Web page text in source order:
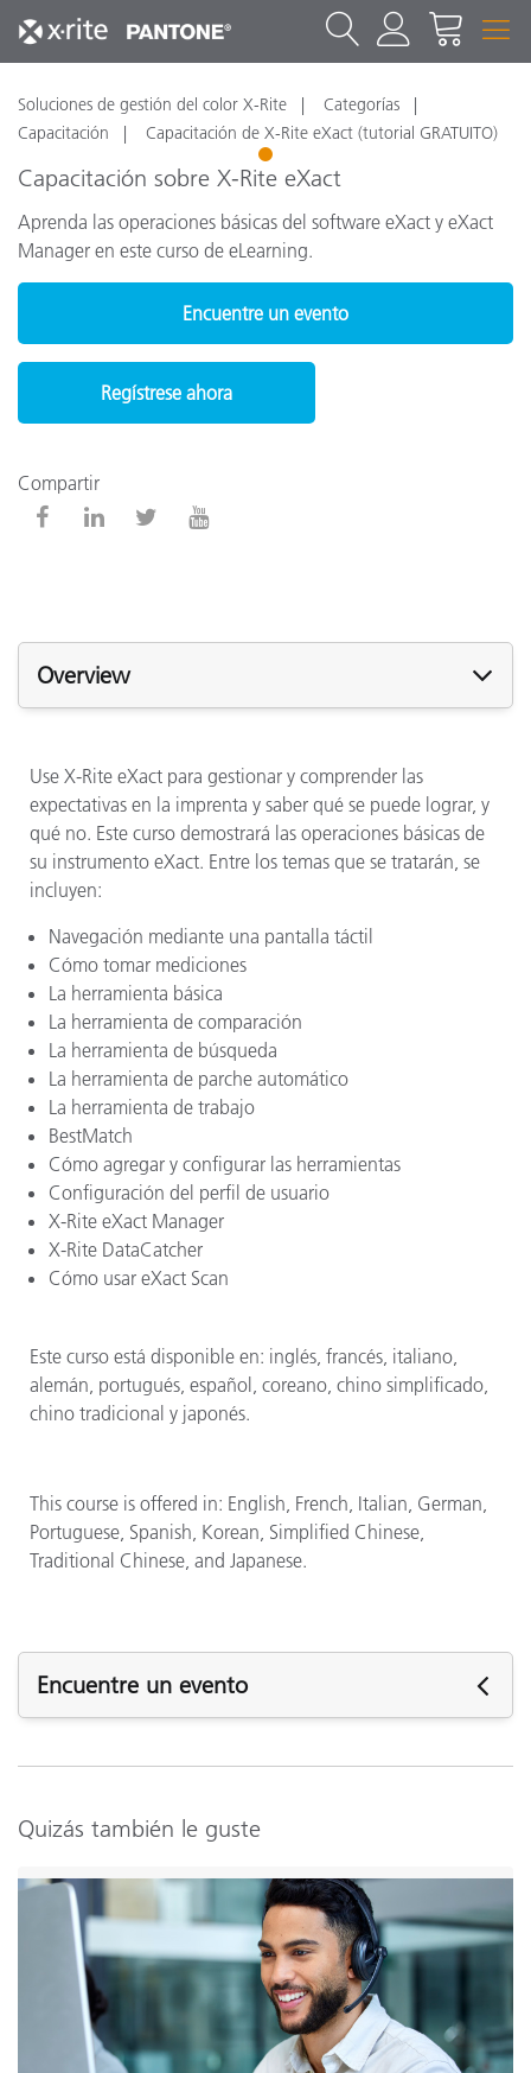
Soluciones de gestión del color X-Rite
Categorías
Capacitación
Capacitación de X-Rite eXact (tutorial GRATUITO)
1
Capacitación sobre X-Rite eXact
Aprenda las operaciones básicas del software eXact y eXact
Manager en este curso de eLearning.
Encuentre un evento
Regístrese ahora
Compartir
Overview
Use X-Rite eXact para gestionar y comprender las
expectativas en la imprenta y saber qué se puede lograr, y
qué no. Este curso demostrará las operaciones básicas de
su instrumento eXact. Entre los temas que se tratarán, se
incluyen:
Navegación mediante una pantalla táctil
Cómo tomar mediciones
La herramienta básica
La herramienta de comparación
La herramienta de búsqueda
La herramienta de parche automático
La herramienta de trabajo
BestMatch
Cómo agregar y configurar las herramientas
Configuración del perfil de usuario
X-Rite eXact Manager
X-Rite DataCatcher
Cómo usar eXact Scan
Este curso está disponible en: inglés, francés, italiano,
alemán, portugués, español, coreano, chino simplificado,
chino tradicional y japonés.
This course is offered in: English, French, Italian, German,
Portuguese, Spanish, Korean, Simplified Chinese,
Traditional Chinese, and Japanese.
Encuentre un evento
Quizás también le guste